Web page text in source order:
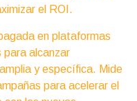
el ROI.
en plataformas
para alcanzar
y específica. Mide
para acelerar el